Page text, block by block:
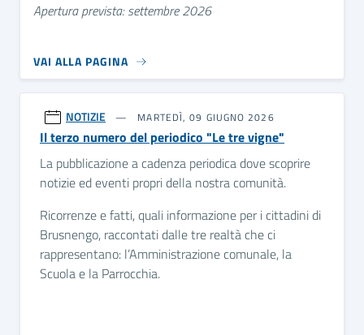
Apertura prevista: settembre 2026
VAI ALLA PAGINA
NOTIZIE MARTEDÌ, 09 GIUGNO 2026
Il terzo numero del periodico "Le tre vigne"
La pubblicazione a cadenza periodica dove scoprire
notizie ed eventi propri della nostra comunità.
Ricorrenze e fatti, quali informazione per i cittadini di
Brusnengo, raccontati dalle tre realtà che ci
rappresentano: l’Amministrazione comunale, la
Scuola e la Parrocchia.